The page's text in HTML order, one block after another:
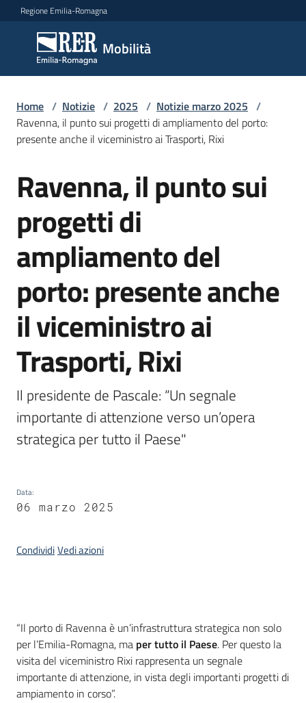
Vai al contenuto
Vai alla navigazione
Vai al footer
Regione Emilia-Romagna
Mobilità
Mobilità
Argomenti
Servizi
Leggi
Atti
Bandi
Piani
Programmi
Progetti
Osservatorio
stradale
Seguici
Home / Notizie / 2025 / Notizie marzo 2025 /
Ravenna, il punto sui progetti di ampliamento del porto:
presente anche il viceministro ai Trasporti, Rixi
Salta al contenuto
Ravenna, il punto sui
progetti di
ampliamento del
porto: presente anche
il viceministro ai
Trasporti, Rixi
Il presidente de Pascale: “Un segnale
importante di attenzione verso un’opera
strategica per tutto il Paese"
Data:
06 marzo 2025
CondividiVedi azioni
Introduzione
“Il porto di Ravenna è un’infrastruttura strategica non solo
per l’Emilia-Romagna, ma per tutto il Paese. Per questo la
visita del viceministro Rixi rappresenta un segnale
importante di attenzione, in vista degli importanti progetti di
ampiamento in corso”.